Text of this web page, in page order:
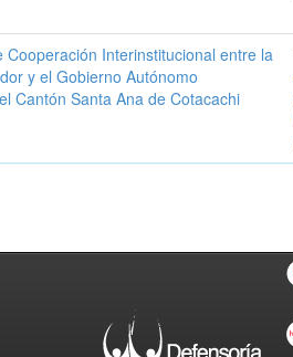
Cooperación Interinstitucional entre la
y el Gobierno Autónomo
Cantón Santa Ana de Cotacachi